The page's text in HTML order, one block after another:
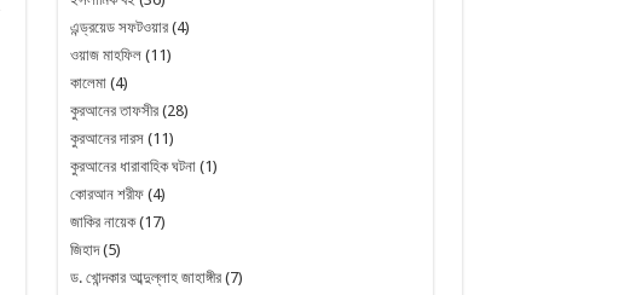
এন্ড্রয়েড সফটওয়ার(4)
ওয়াজ মাহফিল(11)
কালেমা(4)
কুরআনের তাফসীর(28)
কুরআনের দারস(11)
কুরআনের ধারাবাহিক ঘটনা(1)
কোরআন শরীফ(4)
জাকির নায়েক(17)
জিহাদ(5)
ড. খোন্দকার আব্দুল্লাহ জাহাঙ্গীর(7)